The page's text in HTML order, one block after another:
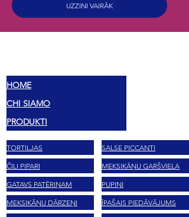
UZZINI VAIRĀK
HOME
CHI SIAMO
PRODUKTI
TORTILJAS
ČILI PIPARI
GATAVS PATĒRIŅAM
MEKSIKĀŅU DĀRZEŅI
SALSE PICCANTI
MEKSIKĀŅU GARŠVIELA
PUPIŅI
ĪPAŠAIS PIEDĀVĀJUMS